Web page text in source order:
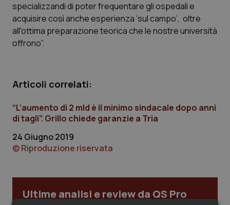
Lazio
Liguria
Marche
Molise
Piemonte
Provincia Autonoma di Trento
Diabete & glucometri
Disturbi dell’umore
Donna & Salute
Epatiti
HIV
Ipertensione & Scompenso
specializzandi di poter frequentare gli ospedali e
acquisire così anche esperienza ‘sul campo’, oltre
all'ottima preparazione teorica che le nostre università
offrono”.
Articoli correlati:
“L’aumento di 2 mld è il minimo sindacale dopo anni
di tagli”. Grillo chiede garanzie a Tria
24 Giugno 2019
© Riproduzione riservata
Ultime analisi e review da QS Pro